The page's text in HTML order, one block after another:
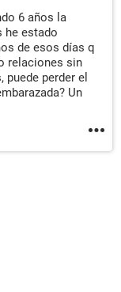
6 años la
he estado
de esos días q
relaciones sin
perder el
Un